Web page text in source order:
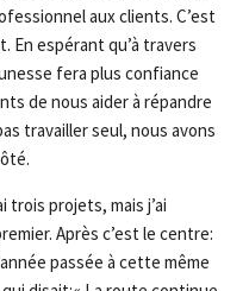
aux clients. C’est
En espérant qu’à travers
fera plus confiance
de nous aider à répandre
travailler seul, nous avons
trois projets, mais j’ai
Après c’est le centre:
passée à cette même